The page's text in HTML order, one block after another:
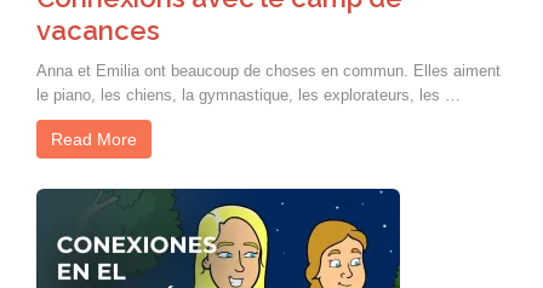
vacances
Anna et Emilia ont beaucoup de choses en commun. Elles aiment
le piano, les chiens, la gymnastique, les explorateurs, les …
Read More